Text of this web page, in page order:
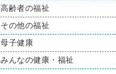
高齢者の福祉
その他の福祉
母子健康
みんなの健康・福祉